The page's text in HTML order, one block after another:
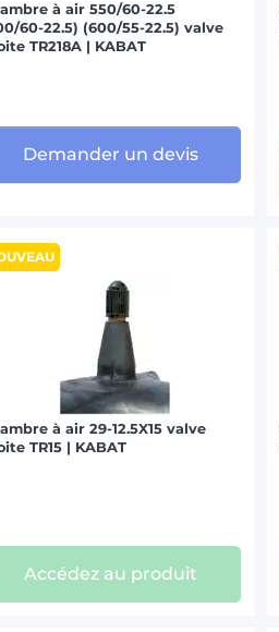
à air 550/60-22.5
60-22.5) (600/55-22.5) valve
TR218A | KABAT
Demander un devis
à air 29-12.5X15 valve
TR15 | KABAT
Accédez au produit